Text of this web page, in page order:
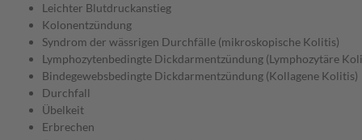
Leichter Blutdruckanstieg
Kolonentzündung
Syndrom der wässrigen Durchfälle (mikroskopische Kolitis)
Lymphozytenbedingte Dickdarmentzündung (Lymphozytäre
Bindegewebsbedingte Dickdarmentzündung (Kollagene Kolitis)
Durchfall
Übelkeit
Erbrechen